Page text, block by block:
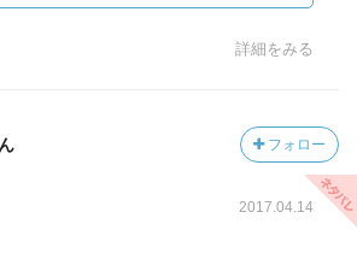
も拾って見るからだろうか。するとそ
ンキストなどの広告は英語なのか。い
ラシに英語はまずいだろう。これが並
，山崎豊子はこういう場面の考証は確
何がしかの意味と理解の仕方があるの
それがわからない。ちょっと悔しい。誰
詳細をみる
フォロー
2017.04.14